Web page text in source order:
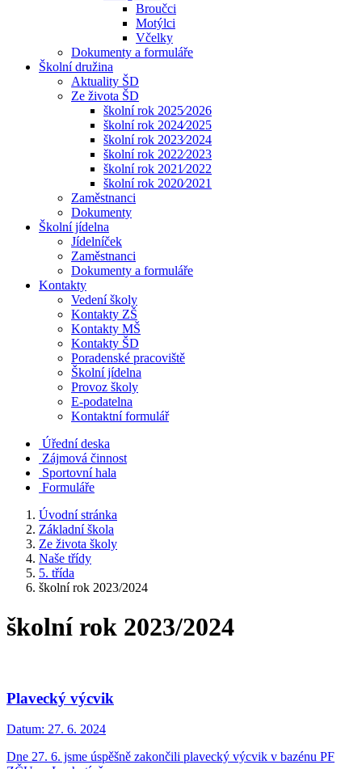
Broučci
Motýlci
Včelky
Dokumenty a formuláře
Školní družina
Aktuality ŠD
Ze života ŠD
školní rok 2025⁄2026
školní rok 2024⁄2025
školní rok 2023⁄2024
školní rok 2022⁄2023
školní rok 2021⁄2022
školní rok 2020⁄2021
Zaměstnanci
Dokumenty
Školní jídelna
Jídelníček
Zaměstnanci
Dokumenty a formuláře
Kontakty
Vedení školy
Kontakty ZŠ
Kontakty MŠ
Kontakty ŠD
Poradenské pracoviště
Školní jídelna
Provoz školy
E-podatelna
Kontaktní formulář
Úřední deska
Zájmová činnost
Sportovní hala
Formuláře
Úvodní stránka
Základní škola
Ze života školy
Naše třídy
5. třída
školní rok 2023/2024
školní rok 2023/2024
Plavecký výcvik
Datum: 27. 6. 2024
Dne 27. 6. jsme úspěšně zakončili plavecký výcvik v bazénu PF